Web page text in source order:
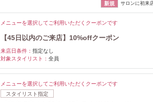
新規 サロンに初来
メニューを選択してご利用いただくクーポンです
【45日以内のご来店】10%offクーポン
来店日条件： 指定なし
対象スタイリスト： 全員
メニューを選択してご利用いただくクーポンです
スタイリスト指定